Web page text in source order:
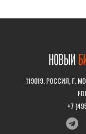
119019, РОССИЯ, Г.
+7